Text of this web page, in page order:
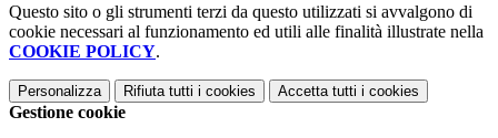
Questo sito o gli strumenti terzi da questo utilizzati si avvalgono di
cookie necessari al funzionamento ed utili alle finalità illustrate nella
COOKIE POLICY.
Personalizza Rifiuta tutti i cookies Accetta tutti i cookies
Gestione cookie